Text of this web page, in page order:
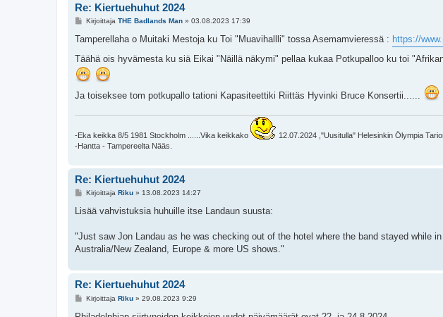
Re: Kiertuehuhut 2024
V
e
t
i
Kirjoittaja THE Badlands Man» 03.08.2023 17:39
Tamperellaha o Muitaki Mestoja ku Toi "Muavihallli" tossa Asemamvieressä : https://
Täähä ois hyvämesta ku siä Eikai "Näillä näkymi" pellaa kukaa Potkupalloo ku toi
Ja toiseksee tom potkupallo tationi Kapasiteettiki Riittäs Hyvinki Bruce Konsertii......
-Eka keikka 8/5 1981 Stockholm ......Vika keikkako
12.07.2024 ,"Uusitulla" Helesinkin Ölympia
-Hantta - Tampereelta Nääs.
Re: Kiertuehuhut 2024
V
e
i
Kirjoittaja Riku» 13.08.2023 14:27
Lisää vahvistuksia huhuille itse Landaun suusta:
"Just saw Jon Landau as he was checking out of the hotel where the band stayed while
Australia/New Zealand, Europe & more US shows."
Re: Kiertuehuhut 2024
V
e
Kirjoittaja Riku» 29.08.2023 9:29